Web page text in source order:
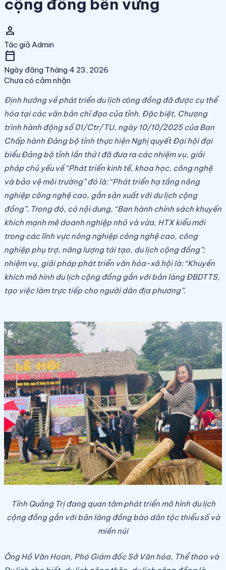
cộng đồng bền vững
person
Tác giả Admin
calendar_today
Ngày đăng Tháng 4 23, 2026
Chưa có cảm nhận
Định hướng về phát triển du lịch cộng đồng đã được cụ thể
hóa tại các văn bản chỉ đạo của tỉnh. Đặc biệt, Chương
trình hành động số 01/Ctr/TU, ngày 10/10/2025 của Ban
Chấp hành Đảng bộ tỉnh thực hiện Nghị quyết Đại hội đại
biểu Đảng bộ tỉnh lần thứ I đã đưa ra các nhiệm vụ, giải
pháp chủ yếu về “Phát triển kinh tế, khoa học, công nghệ
và bảo vệ môi trường” đó là: “Phát triển hạ tầng nông
nghiệp công nghệ cao, gắn sản xuất với du lịch cộng
đồng”. Trong đó, có nội dung, “Ban hành chính sách khuyến
khích mạnh mẽ doanh nghiệp nhỏ và vừa, HTX kiểu mới
trong các lĩnh vực nông nghiệp công nghệ cao, công
nghiệp phụ trợ, năng lượng tái tạo, du lịch cộng đồng”;
nhiệm vụ, giải pháp phát triển văn hóa-xã hội là: “Khuyến
khích mô hình du lịch cộng đồng gắn với bản làng ĐBDTTS,
tạo việc làm trực tiếp cho người dân địa phương”.
Tỉnh Quảng Trị đang quan tâm phát triển mô hình du lịch
cộng đồng gắn với bản làng đồng bào dân tộc thiểu số và
miền núi
Ông Hồ Văn Hoan, Phó Giám đốc Sở Văn hóa, Thể thao và